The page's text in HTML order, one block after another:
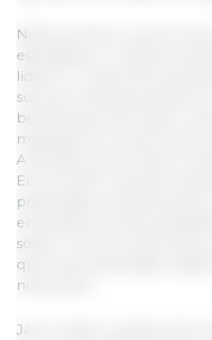
Neste cenário, a carne
estratégica. O relatório
liderar o crescimento
suína em 2026 (projeção de
beneficiado pelo baixo
migração do consumo de
A tendência de “Smart
Euromonitor, também
praticidade, impulsionando
embutidos de alta
sódio e rótulos mais
que busca saciedade
nutricional.
Já no varejo, a palavra de